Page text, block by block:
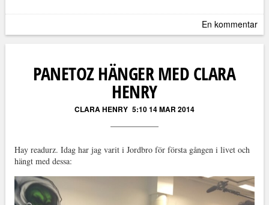
En kommentar
PANETOZ HÄNGER MED CLARA
HENRY
CLARA HENRY 5:10 14 MAR 2014
Hay readurz. Idag har jag varit i Jordbro för första gången i livet och
hängt med dessa: